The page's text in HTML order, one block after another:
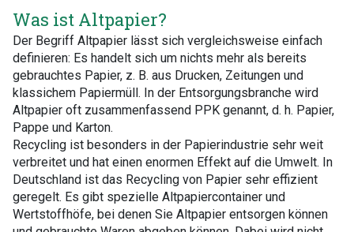
Was ist Altpapier?
Der Begriff Altpapier lässt sich vergleichsweise einfach
definieren: Es handelt sich um nichts mehr als bereits
gebrauchtes Papier, z. B. aus Drucken, Zeitungen und
klassichem Papiermüll. In der Entsorgungsbranche wird
Altpapier oft zusammenfassend PPK genannt, d. h. Papier,
Pappe und Karton.
Recycling ist besonders in der Papierindustrie sehr weit
verbreitet und hat einen enormen Effekt auf die Umwelt. In
Deutschland ist das Recycling von Papier sehr effizient
geregelt. Es gibt spezielle Altpapiercontainer und
Wertstoffhöfe, bei denen Sie Altpapier entsorgen können